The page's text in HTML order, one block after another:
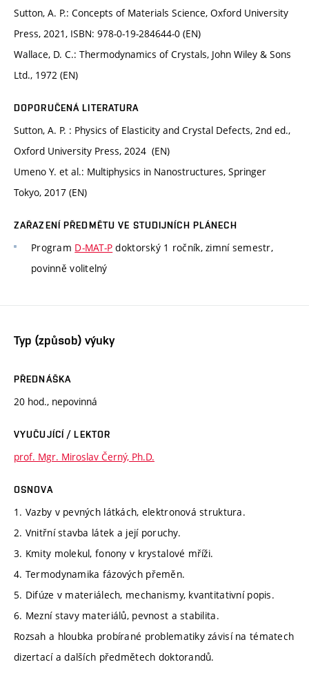
Sutton, A. P.: Concepts of Materials Science, Oxford University
Press, 2021, ISBN: 978-0-19-284644-0 (EN)
Wallace, D. C.: Thermodynamics of Crystals, John Wiley & Sons
Ltd., 1972 (EN)
DOPORUČENÁ LITERATURA
Sutton, A. P. : Physics of Elasticity and Crystal Defects, 2nd ed.,
Oxford University Press, 2024 (EN)
Umeno Y. et al.: Multiphysics in Nanostructures, Springer
Tokyo, 2017 (EN)
ZAŘAZENÍ PŘEDMĚTU VE STUDIJNÍCH PLÁNECH
Program D-MAT-P doktorský 1 ročník, zimní semestr,
povinně volitelný
Typ (způsob) výuky
PŘEDNÁŠKA
20 hod., nepovinná
VYUČUJÍCÍ / LEKTOR
prof. Mgr. Miroslav Černý, Ph.D.
OSNOVA
1. Vazby v pevných látkách, elektronová struktura.
2. Vnitřní stavba látek a její poruchy.
3. Kmity molekul, fonony v krystalové mříži.
4. Termodynamika fázových přeměn.
5. Difúze v materiálech, mechanismy, kvantitativní popis.
6. Mezní stavy materiálů, pevnost a stabilita.
Rozsah a hloubka probírané problematiky závisí na tématech
dizertací a dalších předmětech doktorandů.